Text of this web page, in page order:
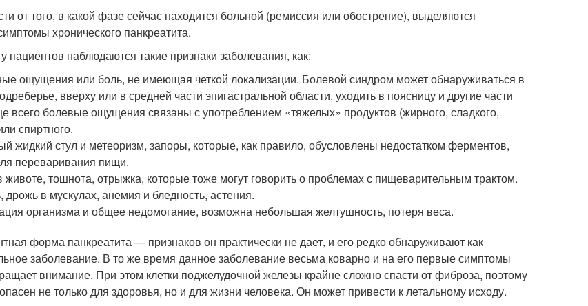
от того, в какой фазе сейчас находится больной (ремиссия или обострение), выделяются
хронического панкреатита.
пациентов наблюдаются такие признаки заболевания, как:
ощущения или боль, не имеющая четкой локализации. Болевой синдром может обнаруживаться в
вверху или в средней части эпигастральной области, уходить в поясницу и другие части
всего болевые ощущения связаны с употреблением «тяжелых» продуктов (жирного, сладкого,
спиртного.
жидкий стул и метеоризм, запоры, которые, как правило, обусловлены недостатком ферментов,
переваривания пищи.
животе, тошнота, отрыжка, которые тоже могут говорить о проблемах с пищеварительным трактом.
дрожь в мускулах, анемия и бледность, астения.
организма и общее недомогание, возможна небольшая желтушность, потеря веса.
форма панкреатита — признаков он практически не дает, и его редко обнаруживают как
заболевание. В то же время данное заболевание весьма коварно и на его первые симптомы
внимание. При этом клетки поджелудочной железы крайне сложно спасти от фиброза, поэтому
не только для здоровья, но и для жизни человека. Он может привести к летальному исходу.